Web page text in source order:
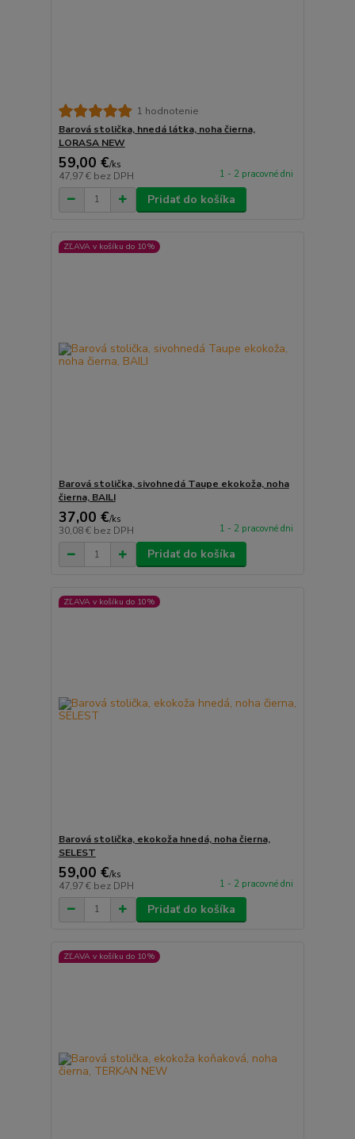
1 hodnotenie
Barová stolička, hnedá látka, noha čierna,
LORASA NEW
59,00 €/ks
47,97 € bez DPH 1 - 2 pracovné dni
Pridať do košíka
ZĽAVA v košíku do 10%
Barová stolička, sivohnedá Taupe ekokoža, noha
čierna, BAILI
37,00 €/ks
30,08 € bez DPH 1 - 2 pracovné dni
Pridať do košíka
ZĽAVA v košíku do 10%
Barová stolička, ekokoža hnedá, noha čierna,
SELEST
59,00 €/ks
47,97 € bez DPH 1 - 2 pracovné dni
Pridať do košíka
ZĽAVA v košíku do 10%